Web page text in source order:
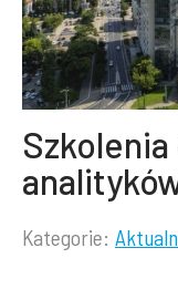
Lista
Kategorie: